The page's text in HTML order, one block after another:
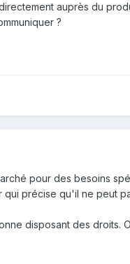
auprès du
?
pour des besoins
qui précise qu'il ne peut
disposant des droits.